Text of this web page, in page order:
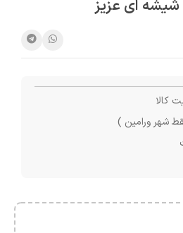
شیشه ای عزیز
کالا
شهر ورامین )